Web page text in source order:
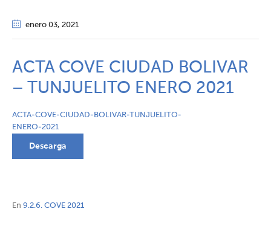
enero 03, 2021
ACTA COVE CIUDAD BOLIVAR
– TUNJUELITO ENERO 2021
ACTA-COVE-CIUDAD-BOLIVAR-TUNJUELITO-
ENERO-2021
Descarga
En 9.2.6. COVE 2021